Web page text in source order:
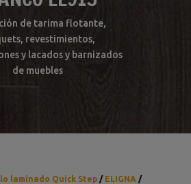
de tarima flotante,
revestimientos,
y lacados y barnizados
de muebles
laminado Quick Step/ ELIGNA /